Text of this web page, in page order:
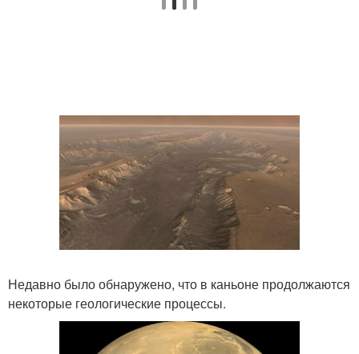
Недавно было обнаружено, что в каньоне продолжаются
некоторые геологические процессы.